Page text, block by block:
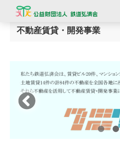
トップページ
不動産賃貸・開発事業